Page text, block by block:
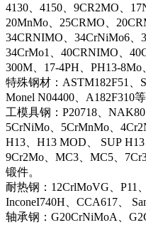
4130、4150、9CR2MO、
20MnMo、25CRMO、
34CRNIMO、34CrNiMo6、
34CrMo1、40CRNIMO、
300M、17-4PH、PH13-8Mo
特殊钢材：ASTM182F51、
Monel N04400、A182F310等
工模具钢：P20718、NAK80
5CrNiMo、5CrMnMo、
H13、H13 MOD、 SUP
9Cr2Mo、MC3、MC5、
锻件。
耐热钢：12CrlMoVG、P11
InconeI740H、CCA617、
轴承钢：G20CrNiMoA、